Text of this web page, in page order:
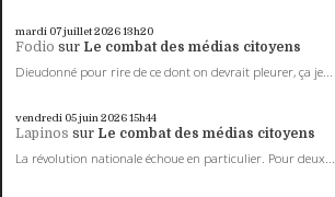
mardi 07juillet 202613h20
Fodio sur Le combat des médias citoyens
Dieudonné pour rire de ce dont on devrait pleurer, ça je...
vendredi 05juin 202615h44
Lapinos sur Le combat des médias citoyens
La révolution nationale échoue en particulier. Pour deux...